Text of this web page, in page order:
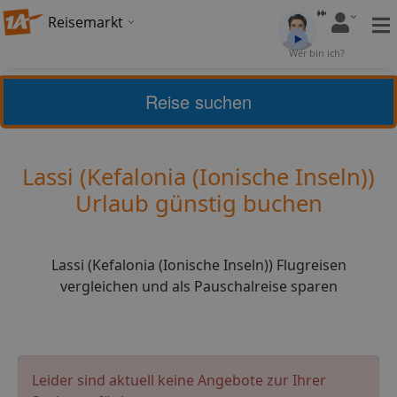
Reisemarkt
Wer bin ich?
Kefalonia (Ionische Inseln)
Bewertung:4,5 (4) Bewerten
Lassi (Kefalonia (Ionische Inseln))
Urlaub günstig buchen
Lassi (Kefalonia (Ionische Inseln)) Flugreisen
vergleichen und als Pauschalreise sparen
Reise suchen
Leider sind aktuell keine Angebote zur Ihrer